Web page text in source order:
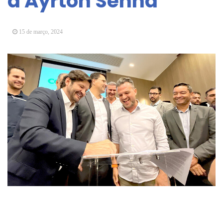
Vereadores Mirins iniciam jornada no Legislativo
mercado de trabalho
15 de março, 2024